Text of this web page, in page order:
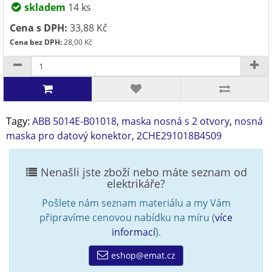
skladem 14 ks
Cena s DPH: 33,88 Kč
Cena bez DPH:28,00 Kč
Tagy: ABB 5014E-B01018, maska nosná s 2 otvory, nosná
maska pro datový konektor, 2CHE291018B4509
Nenašli jste zboží nebo máte seznam od
elektrikáře?
Pošlete nám seznam materiálu a my Vám
připravíme cenovou nabídku na míru (více
informací).
eshop@emat.cz